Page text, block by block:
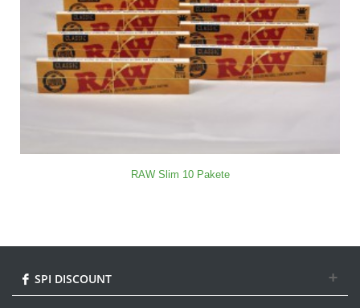
RAW Slim 10 Pakete
SPI DISCOUNT